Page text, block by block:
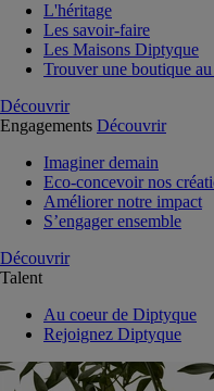
L'héritage
Les savoir-faire
Les Maisons Diptyque
Trouver une boutique au
Découvrir
Engagements Découvrir
Imaginer demain
Eco-concevoir nos
Améliorer notre impact
S’engager ensemble
Découvrir
Talent
Au coeur de Diptyque
Rejoignez Diptyque